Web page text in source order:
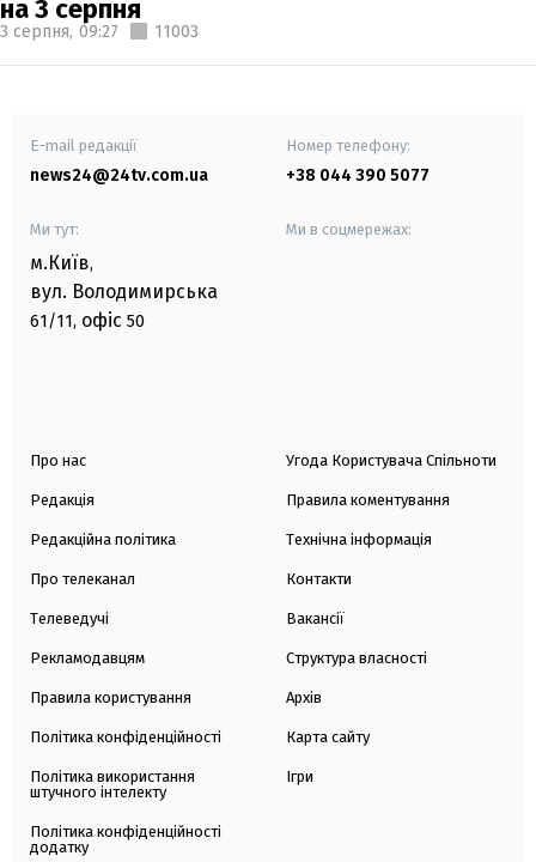
на 3 серпня
3 серпня, 09:27 11003
E-mail редакції
news24@24tv.com.ua
Номер телефону:
+38 044 390 5077
Ми тут:
м.Київ,
вул. Володимирська
61/11, офіс 50
Ми в соцмережах:
Про нас
Редакція
Редакційна політика
Про телеканал
Телеведучі
Рекламодавцям
Правила користування
Політика конфіденційності
Політика використання
штучного інтелекту
Політика конфіденційності
додатку
Угода Користувача Спільноти
Правила коментування
Технічна інформація
Контакти
Вакансії
Структура власності
Архів
Карта сайту
Ігри